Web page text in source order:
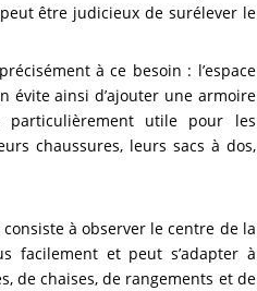
être judicieux de surélever le
à ce besoin : l’espace
évite ainsi d’ajouter une armoire
utile pour les
chaussures, leurs sacs à dos,
à observer le centre de la
facilement et peut s’adapter à
de chaises, de rangements et de